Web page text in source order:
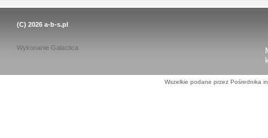
(C) 2026 a-b-s.pl
Wykonanie Galactica
Wszelkie podane przez Pośrednika